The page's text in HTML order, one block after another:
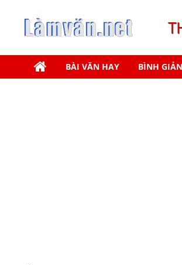
BÀI VĂN HAY BÌNH